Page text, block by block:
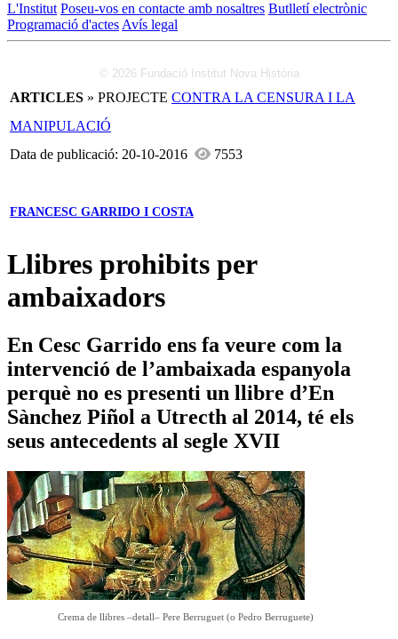
L'Institut Poseu-vos en contacte amb nosaltres Butlletí electrònic
Programació d'actes Avís legal
© 2026 Fundació Institut Nova Història
ARTICLES » PROJECTE CONTRA LA CENSURA I LA
MANIPULACIÓ
Data de publicació: 20-10-2016
7553
FRANCESC GARRIDO I COSTA
Llibres prohibits per
ambaixadors
En Cesc Garrido ens fa veure com la
intervenció de l’ambaixada espanyola
perquè no es presenti un llibre d’En
Sànchez Piñol a Utrecth al 2014, té els
seus antecedents al segle XVII
Crema de llibres –detall– Pere Berruguet (o Pedro Berruguete)